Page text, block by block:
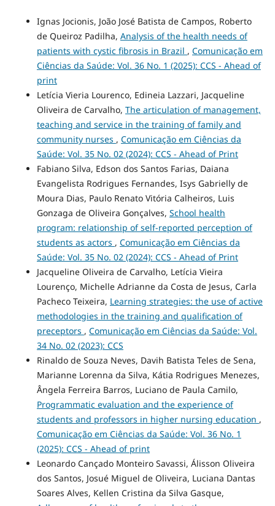
Ignas Jocionis, João José Batista de Campos, Roberto
de Queiroz Padilha, Analysis of the health needs of
patients with cystic fibrosis in Brazil , Comunicação em
Ciências da Saúde: Vol. 36 No. 1 (2025): CCS - Ahead of
print
Letícia Vieria Lourenco, Edineia Lazzari, Jacqueline
Oliveira de Carvalho, The articulation of management,
teaching and service in the training of family and
community nurses , Comunicação em Ciências da
Saúde: Vol. 35 No. 02 (2024): CCS - Ahead of Print
Fabiano Silva, Edson dos Santos Farias, Daiana
Evangelista Rodrigues Fernandes, Isys Gabrielly de
Moura Dias, Paulo Renato Vitória Calheiros, Luis
Gonzaga de Oliveira Gonçalves, School health
program: relationship of self-reported perception of
students as actors , Comunicação em Ciências da
Saúde: Vol. 35 No. 02 (2024): CCS - Ahead of Print
Jacqueline Oliveira de Carvalho, Letícia Vieira
Lourenço, Michelle Adrianne da Costa de Jesus, Carla
Pacheco Teixeira, Learning strategies: the use of active
methodologies in the training and qualification of
preceptors , Comunicação em Ciências da Saúde: Vol.
34 No. 02 (2023): CCS
Rinaldo de Souza Neves, Davih Batista Teles de Sena,
Marianne Lorenna da Silva, Kátia Rodrigues Menezes,
Ângela Ferreira Barros, Luciano de Paula Camilo,
Programmatic evaluation and the experience of
students and professors in higher nursing education ,
Comunicação em Ciências da Saúde: Vol. 36 No. 1
(2025): CCS - Ahead of print
Leonardo Cançado Monteiro Savassi, Álisson Oliveira
dos Santos, Josué Miguel de Oliveira, Luciana Dantas
Soares Alves, Kellen Cristina da Silva Gasque,